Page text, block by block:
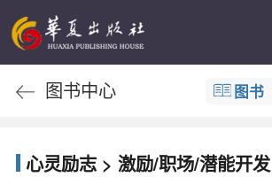
图书中心 图书
心灵励志 > 激励/职场/潜能开发